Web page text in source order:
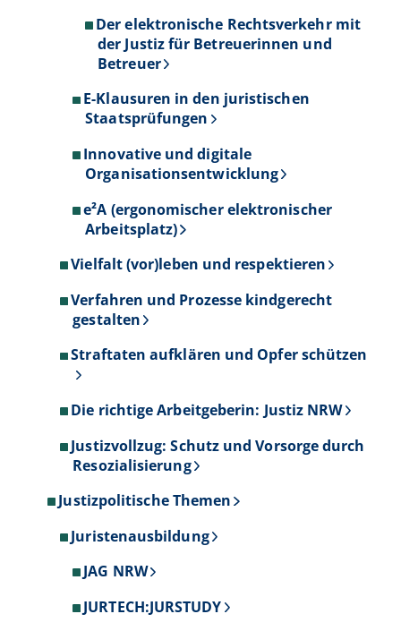
Der elektronische Rechtsverkehr mit
der Justiz für Betreuerinnen und
Betreuer
E-Klausuren in den juristischen
Staatsprüfungen
Innovative und digitale
Organisationsentwicklung
e²A (ergonomischer elektronischer
Arbeitsplatz)
Vielfalt (vor)leben und respektieren
Verfahren und Prozesse kindgerecht
gestalten
Straftaten aufklären und Opfer schützen
Die richtige Arbeitgeberin: Justiz NRW
Justizvollzug: Schutz und Vorsorge durch
Resozialisierung
Justizpolitische Themen
Juristenausbildung
JAG NRW
JURTECH:JURSTUDY